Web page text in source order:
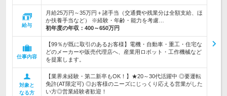
給与
月給25万円～35万円＋諸手当（交通費や残業分は全額支給、ほ
か扶養手当など） ※経験・年齢・能力を考慮…
初年度の年収： 400～650万円
仕事内容
【99％が既に取引のあるお客様】電機・自動車・重工・住宅な
どのメーカーや販売代理店へ、産業用ロボット・工作機械など
を提案します。
対象と
なる方
【業界未経験・第二新卒もOK！】★20～30代活躍中 ◎要運転
免許(AT限定可) ◎お客様のニーズにじっくり応える営業がした
い方◎営業経験者歓迎！